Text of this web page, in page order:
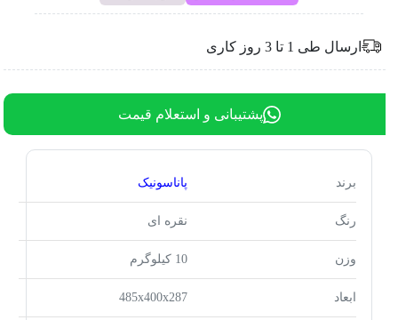
ارسال طی 1 تا 3 روز کاری
پشتیبانی و استعلام قیمت
برند پاناسونیک
رنگ نقره ای
وزن
ابعاد 485x400x287